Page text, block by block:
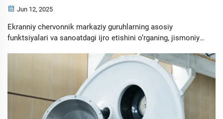
Jun 12, 2025
Ekranniy chervonnik markaziy guruhlarning asosiy
funktsiyalari va sanoatdagi ijro etishini o‘rganing, jismoniy-
integratsiya qilishgacha. Ular ning klassik usullardan
foydasi haqida o‘rganing, shu jumladan energiya effektivligi,
o‘zgaruvchan taom qoncentratsiyalarida fleksibiliteti va
kamaygan xizmat xarajatlari.